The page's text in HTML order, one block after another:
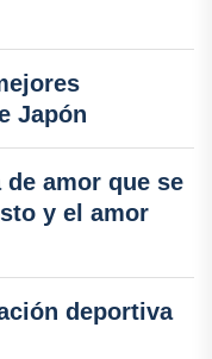
Japón
amor que se
y el amor
deportiva